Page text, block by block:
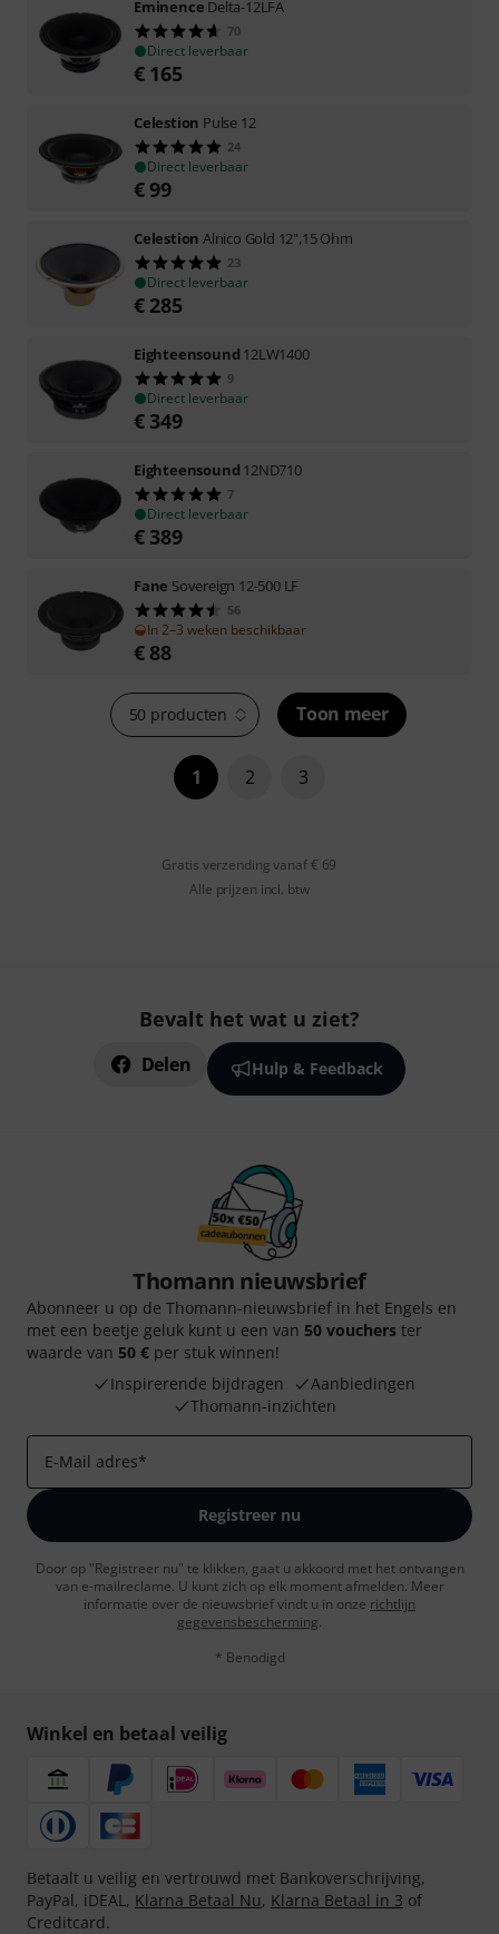
Eminence Delta-12LFA
70
Direct leverbaar
€ 165
Celestion Pulse 12
24
Direct leverbaar
€99
Celestion Alnico Gold 12",15 Ohm
23
Direct leverbaar
€ 285
Eighteensound 12LW1400
9
Direct leverbaar
€ 349
Eighteensound 12ND710
7
Direct leverbaar
€ 389
Fane Sovereign 12-500 LF
56
In 2–3 weken beschikbaar
€ 88
50 producten Toon meer
1 2 3
Gratis verzending vanaf € 69
Alle prijzen incl. btw
Bevalt het wat u ziet?
Delen Hulp & Feedback
Thomann nieuwsbrief
Abonneer u op de Thomann-nieuwsbrief in het Engels en
met een beetje geluk kunt u een van 50 vouchers ter
waarde van 50 € per stuk winnen!
Inspirerende bijdragen
Aanbiedingen
Thomann-inzichten
E-Mail adres*
Registreer nu
Door op "Registreer nu" te klikken, gaat u akkoord met het ontvangen
van e-mailreclame. U kunt zich op elk moment afmelden. Meer
informatie over de nieuwsbrief vindt u in onze richtlijn
gegevensbescherming.
* Benodigd
Winkel en betaal veilig
Betaalt u veilig en vertrouwd met Bankoverschrijving,
PayPal, iDEAL, Klarna Betaal Nu, Klarna Betaal in 3 of
Creditcard.